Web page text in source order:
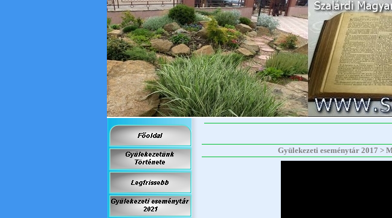
Gyülekezeti eseménytár 2017 >